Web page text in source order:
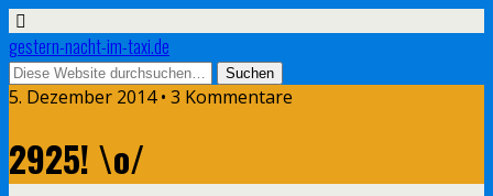
gestern-nacht-im-taxi.de
5. Dezember 2014 • 3 Kommentare
2925! \o/